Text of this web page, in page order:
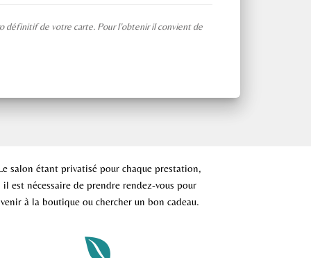
définitif de votre carte. Pour l’obtenir il convient de
salon étant privatisé pour chaque prestation,
il est nécessaire de prendre rendez-vous pour
venir à la boutique ou chercher un bon cadeau.